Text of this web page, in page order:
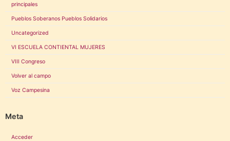
principales
Pueblos Soberanos Pueblos Solidarios
Uncategorized
VI ESCUELA CONTIENTAL MUJERES
VIII Congreso
Volver al campo
Voz Campesina
Meta
Acceder